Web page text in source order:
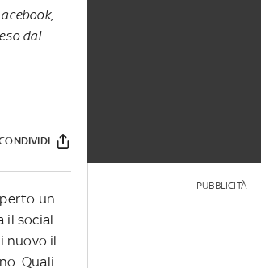
dal
un
il social
nuovo il
Quali
PUBBLICITÀ